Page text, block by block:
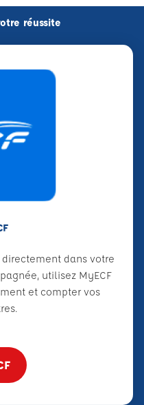
réussite
directement dans votre
utilisez MyECF
et compter vos